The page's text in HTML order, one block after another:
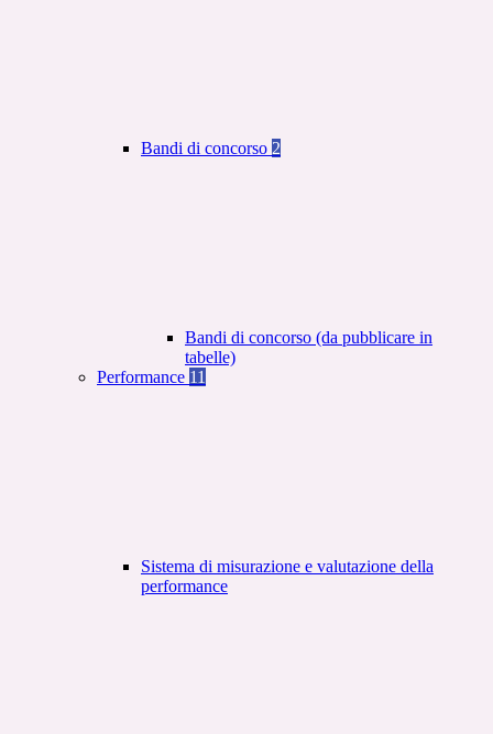
Bandi di concorso 2
Bandi di concorso (da pubblicare in
tabelle)
Performance 11
Sistema di misurazione e valutazione della
performance